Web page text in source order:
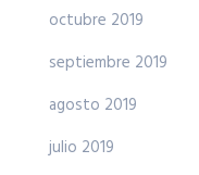
octubre 2019
septiembre 2019
agosto 2019
julio 2019